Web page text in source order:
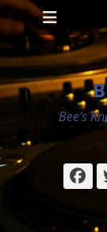
コ
ン
テ
ン
ツ
へ
ッ
プ
メインメニ
Bee's